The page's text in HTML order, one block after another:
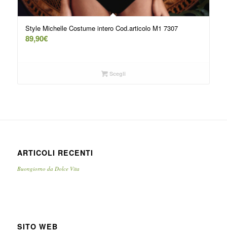
Style Michelle Costume intero Cod.articolo M1 7307
89,90€
Scegli
ARTICOLI RECENTI
Buongiorno da Dolce Vita
SITO WEB